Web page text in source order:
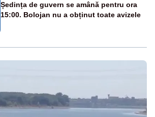
Ședința de guvern se amână pentru ora
15:00. Bolojan nu a obținut toate avizele